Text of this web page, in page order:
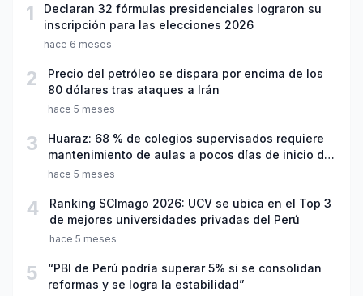
1
Declaran 32 fórmulas presidenciales lograron su
inscripción para las elecciones 2026
hace 6 meses
2
Precio del petróleo se dispara por encima de los
80 dólares tras ataques a Irán
hace 5 meses
3
Huaraz: 68 % de colegios supervisados requiere
mantenimiento de aulas a pocos días de inicio del
año escolar 2026
hace 5 meses
4
Ranking SCImago 2026: UCV se ubica en el Top 3
de mejores universidades privadas del Perú
hace 5 meses
5
“PBI de Perú podría superar 5% si se consolidan
reformas y se logra la estabilidad”